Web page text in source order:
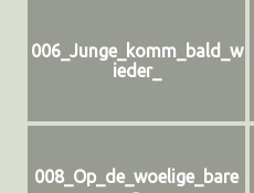
006_Junge_komm_bald_w
ieder_
008_Op_de_woelige_bare